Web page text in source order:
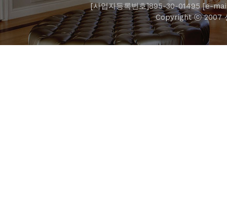
[사업자등록번호]895-30-01495 [e-
Copyright ⓒ 2007